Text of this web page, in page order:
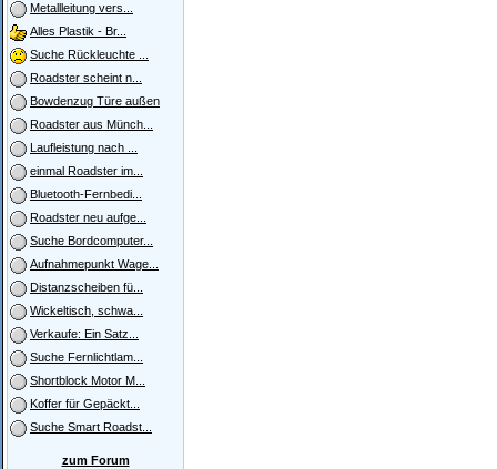
Metallleitung vers...
Alles Plastik - Br...
Suche Rückleuchte ...
Roadster scheint n...
Bowdenzug Türe außen
Roadster aus Münch...
Laufleistung nach ...
einmal Roadster im...
Bluetooth-Fernbedi...
Roadster neu aufge...
Suche Bordcomputer...
Aufnahmepunkt Wage...
Distanzscheiben fü...
Wickeltisch, schwa...
Verkaufe: Ein Satz...
Suche Fernlichtlam...
Shortblock Motor M...
Koffer für Gepäckt...
Suche Smart Roadst...
zum Forum